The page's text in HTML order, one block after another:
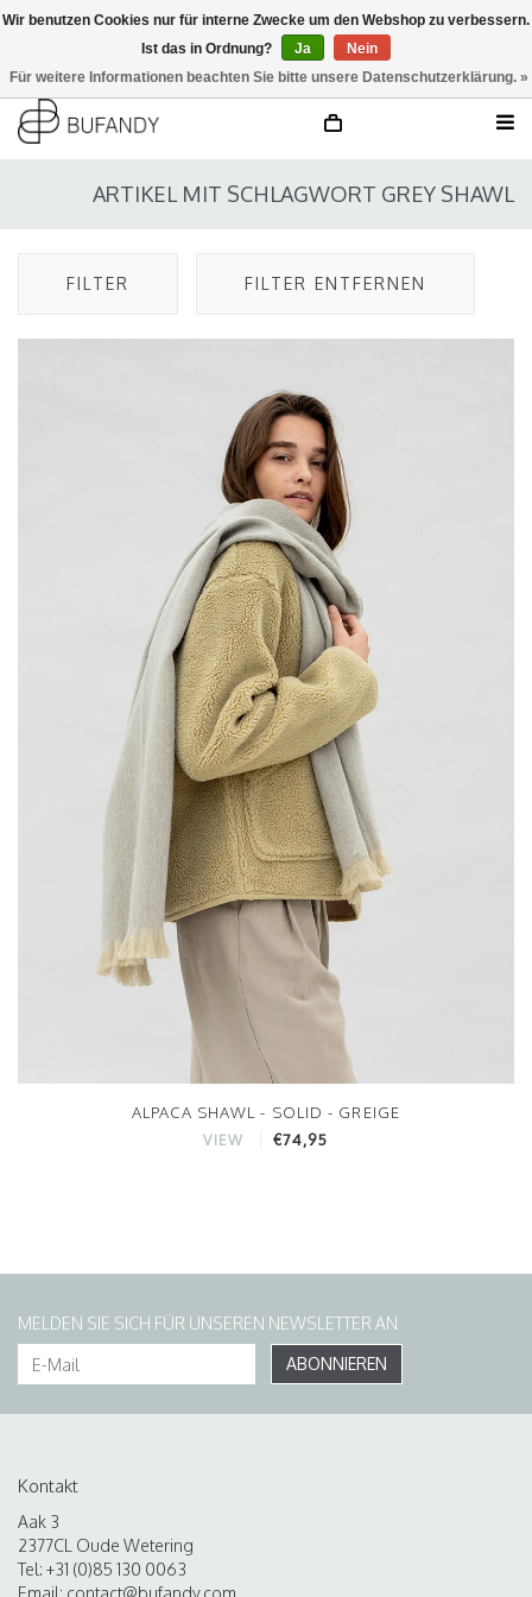
ARTIKEL MIT SCHLAGWORT GREY SHAWL
FILTER FILTER ENTFERNEN
ALPACA SHAWL - SOLID - GREIGE
VIEW €74,95
MELDEN SIE SICH FÜR UNSEREN NEWSLETTER AN
ABONNIEREN
Kontakt
Aak 3
2377CL Oude Wetering
Tel: +31 (0)85 130 0063
Email: contact@bufandy.com
Wir benutzen Cookies nur für interne Zwecke um den Webshop zu verbessern.
Ist das in Ordnung?
Ja
Nein
Für weitere Informationen beachten Sie bitte unsere Datenschutzerklärung. »